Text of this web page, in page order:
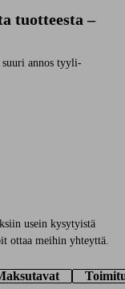
tuotteesta –
annos tyyli-
usein kysytyistä
ottaa meihin yhteyttä.